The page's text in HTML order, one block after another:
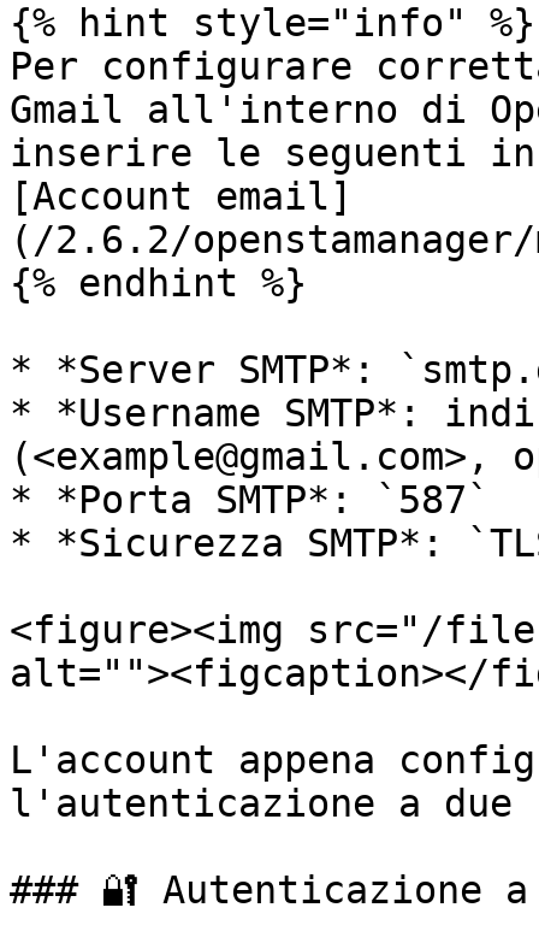
{% hint style="info" %}
Per configurare
Gmail all'interno di
inserire le seguenti
[Account email]
(/2.6.2/
{% endhint %}
* *Server SMTP*:
* *Username SMTP*:
(<example@gmail.com>,
* *Porta SMTP*: `587`
* *Sicurezza SMTP*:
<figure><img src="/files/
alt=""><figcaption></
L'account appena
l'autenticazione a
### 🔐 Autenticazione